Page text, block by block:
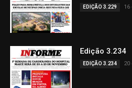
EDIÇÃO 3.229 16
Edição 3.234
EDIÇÃO 3.234 20